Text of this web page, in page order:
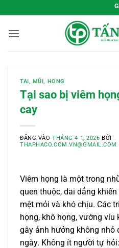
qua
nội
Gieo Mầm
TAI, MŨI, HỌNG
Tại sao bị viêm
cay
ĐĂNG VÀOTHÁNG 4 1, 2026 BỞI
THAPHACO.COM.VN@GMAIL.COM
Viêm họng là một trong
quen thuộc, dai dẳng
mệt mỏi và khó chịu. Các
họng, khô họng, vướng víu
gây ảnh hưởng không nhỏ
ngày. Không ít người tự